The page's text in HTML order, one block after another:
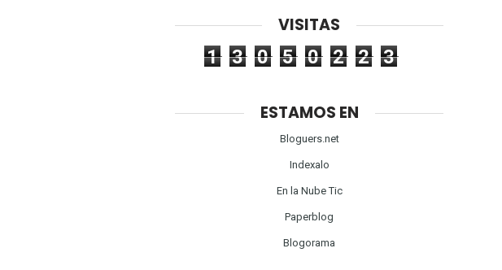
VISITAS
1 3 0 5 0 2 2 3
ESTAMOS EN
Bloguers.net
Indexalo
En la Nube Tic
Paperblog
Blogorama